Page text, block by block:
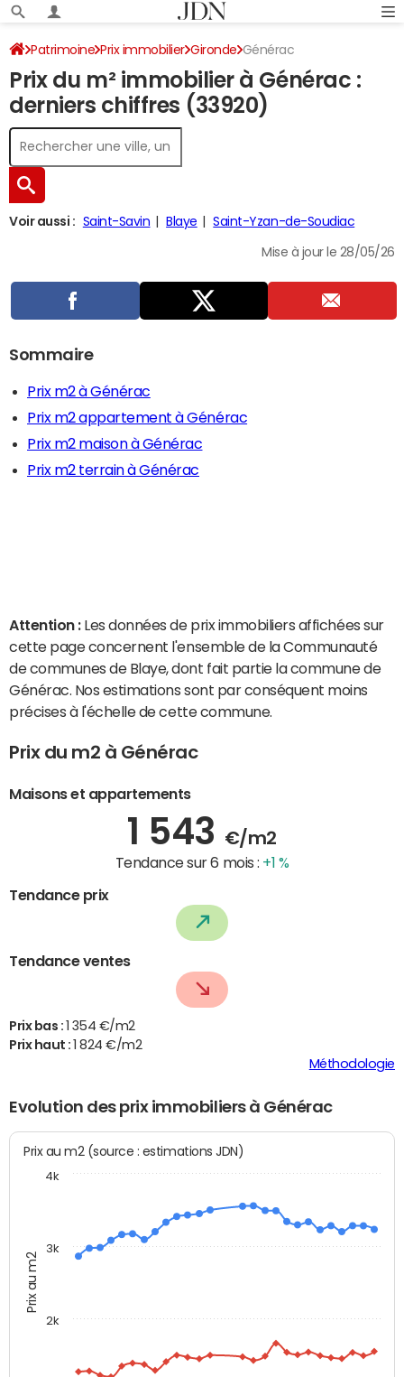
Patrimoine Prix immobilier Gironde Générac
Prix du m² immobilier à Générac :
derniers chiffres (33920)
Voir aussi : Saint-Savin Blaye Saint-Yzan-de-Soudiac
Mise à jour le 28/05/26
Sommaire
Prix m2 à Générac
Prix m2 appartement à Générac
Prix m2 maison à Générac
Prix m2 terrain à Générac
Attention : Les données de prix immobiliers affichées sur
cette page concernent l'ensemble de la Communauté
de communes de Blaye, dont fait partie la commune de
Générac. Nos estimations sont par conséquent moins
précises à l'échelle de cette commune.
Prix du m2 à Générac
Maisons et appartements
1 543 €/m2
Tendance sur 6 mois : +1 %
Tendance prix
Tendance ventes
Prix bas :
1 354 €/m2
Prix haut :
1 824 €/m2
Méthodologie
Evolution des prix immobiliers à Générac
Prix au m2
Prix au m2 (source : estimations JDN)
2k
3k
4k